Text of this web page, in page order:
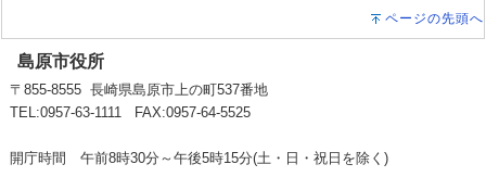
ページの先頭へ
島原市役所
〒855-8555 長崎県島原市上の町537番地
TEL:0957-63-1111 FAX:0957-64-5525
開庁時間 午前8時30分～午後5時15分(土・日・祝日を除く)